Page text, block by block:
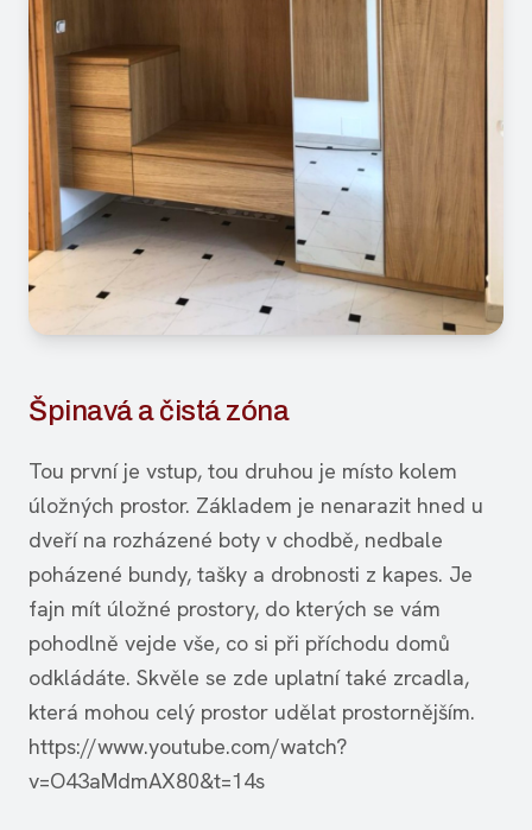
Špinavá a čistá zóna
Tou první je vstup, tou druhou je místo kolem
úložných prostor. Základem je nenarazit hned u
dveří na rozházené boty v chodbě, nedbale
poházené bundy, tašky a drobnosti z kapes. Je
fajn mít úložné prostory, do kterých se vám
pohodlně vejde vše, co si při příchodu domů
odkládáte. Skvěle se zde uplatní také zrcadla,
která mohou celý prostor udělat prostornějším.
https://www.youtube.com/watch?
v=O43aMdmAX80&t=14s